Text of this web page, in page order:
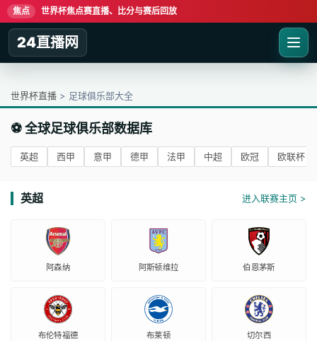
焦点 世界杯焦点赛直播、比分与赛后回放
24直播网
世界杯直播 > 足球俱乐部大全
⚽ 全球足球俱乐部数据库
英超 西甲 意甲 德甲 法甲 中超 欧冠 欧联杯
英超 进入联赛主页 >
阿森纳 阿斯顿维拉 伯恩茅斯
布伦特福德 布莱顿 切尔西